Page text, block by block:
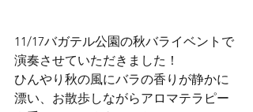
11/17バガテル公園の秋バライベントで
演奏させていただきました！
ひんやり秋の風にバラの香りが静かに
漂い、お散歩しながらアロマテラピー